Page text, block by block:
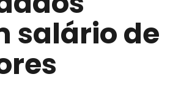
salário de